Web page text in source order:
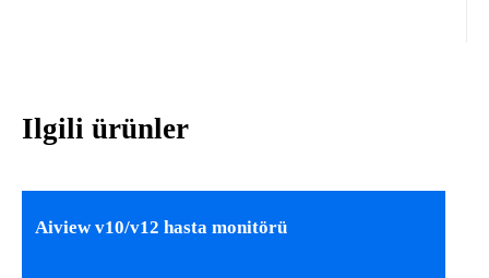
Ilgili ürünler
Aiview v10/v12 hasta monitörü